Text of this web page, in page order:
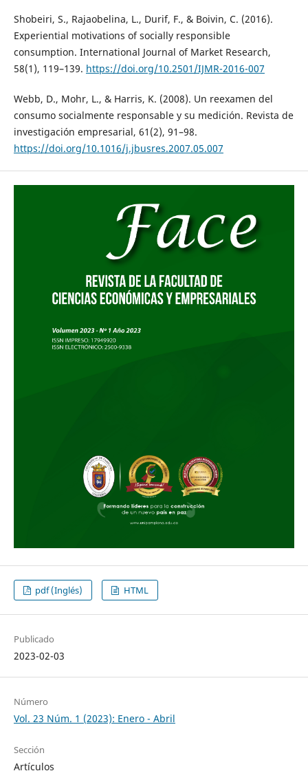
Shobeiri, S., Rajaobelina, L., Durif, F., & Boivin, C. (2016).
Experiential motivations of socially responsible
consumption. International Journal of Market Research,
58(1), 119–139. https://doi.org/10.2501/IJMR-2016-007
Webb, D., Mohr, L., & Harris, K. (2008). Un reexamen del
consumo socialmente responsable y su medición. Revista de
investigación empresarial, 61(2), 91–98.
https://doi.org/10.1016/j.jbusres.2007.05.007
pdf (Inglés) HTML
Publicado
2023-02-03
Número
Vol. 23 Núm. 1 (2023): Enero - Abril
Sección
Artículos